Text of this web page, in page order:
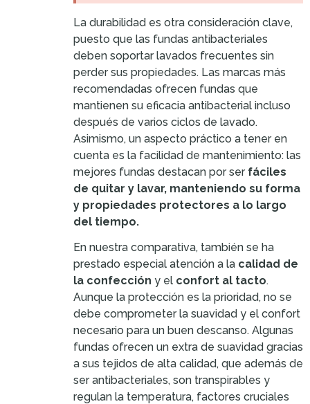
La durabilidad es otra consideración clave,
puesto que las fundas antibacteriales
deben soportar lavados frecuentes sin
perder sus propiedades. Las marcas más
recomendadas ofrecen fundas que
mantienen su eficacia antibacterial incluso
después de varios ciclos de lavado.
Asimismo, un aspecto práctico a tener en
cuenta es la facilidad de mantenimiento: las
mejores fundas destacan por ser fáciles
de quitar y lavar, manteniendo su forma
y propiedades protectores a lo largo
del tiempo.
En nuestra comparativa, también se ha
prestado especial atención a la calidad de
la confección y el confort al tacto.
Aunque la protección es la prioridad, no se
debe comprometer la suavidad y el confort
necesario para un buen descanso. Algunas
fundas ofrecen un extra de suavidad gracias
a sus tejidos de alta calidad, que además de
ser antibacteriales, son transpirables y
regulan la temperatura, factores cruciales